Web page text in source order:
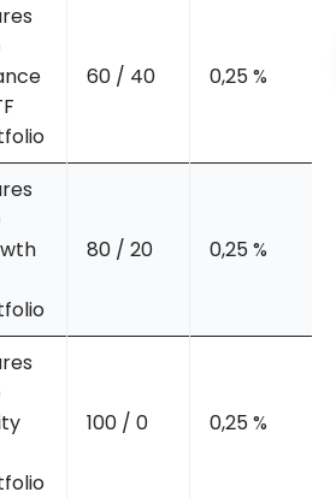
60 / 40 0,25 %
80 / 20 0,25 %
100 / 0 0,25 %